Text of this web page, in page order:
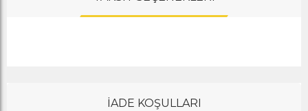
İADE KOŞULLARI